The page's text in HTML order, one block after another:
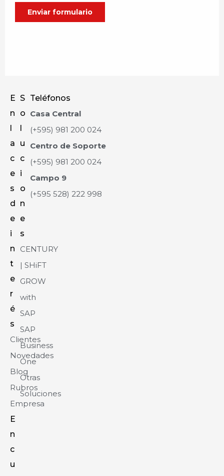
E
n
a
c
e
s
d
e
i
n
t
e
r
é
s
Clientes
Novedades
Blog
Rubros
Empresa
E
n
c
u
S
o
u
c
i
o
n
e
s
CENTURY
| SHiFT
GROW
with
SAP
SAP
Business
One
Otras
Soluciones
Teléfonos
Casa Central
(+595) 981 200 024
Centro de Soporte
(+595) 981 200 024
Campo 9
(+595 528) 222 998